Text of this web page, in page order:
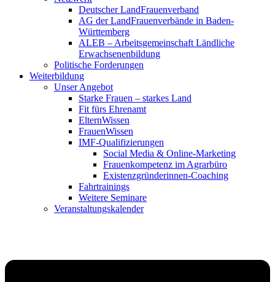
Deutscher LandFrauenverband
AG der LandFrauenverbände in Baden-
Württemberg
ALEB – Arbeitsgemeinschaft Ländliche
Erwachsenenbildung
Politische Forderungen
Weiterbildung
Unser Angebot
Starke Frauen – starkes Land
Fit fürs Ehrenamt
ElternWissen
FrauenWissen
IMF-Qualifizierungen
Social Media & Online-Marketing
Frauenkompetenz im Agrarbüro
Existenzgründerinnen-Coaching
Fahrtrainings
Weitere Seminare
Veranstaltungskalender